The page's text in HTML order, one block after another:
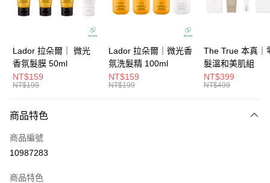
華南商業銀行
彰化商業銀行
兆豐國際商業銀行
臺灣中小企業銀行
台中商業銀行
匯豐（台灣）商業銀行
華泰商業銀行
聯邦商業銀行
元大商業銀行
台灣樂天信用卡公司
合作金庫商業銀行
第一商業銀行
台北富邦商業銀行
國泰世華商業銀行
兆豐國際商業銀行
臺灣中小企業銀行
台中商業銀行
匯豐（台灣）商業銀行
聯邦商業銀行
玉山商業銀行
台灣樂天信用卡公司
超商取貨付款
Apple Pay
街口支付
相關說明
【大哥付你分期使用說明】
2.付款方式選擇「大哥付你分期」，訂單成立後會自動跳轉到大哥付的交易
Lador 拉朵爾｜ 微光
香氛髮膜 50ml
NT$159
NT$199
Lador 拉朵爾｜微光香
氛洗髮精 100ml
NT$159
NT$199
The True 本真｜
髮溫和美肌組
NT$399
NT$499
商品特色
商品編號
10987283
商品特色